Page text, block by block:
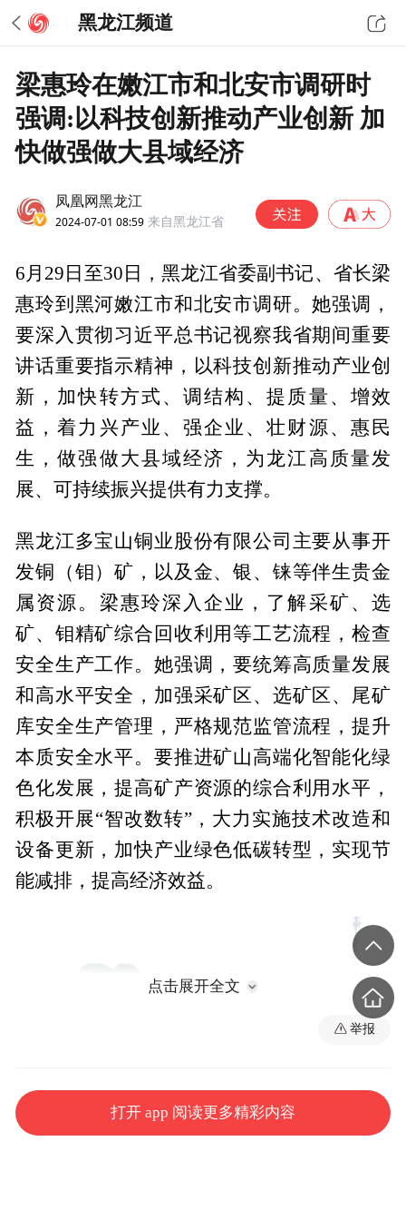
黑龙江频道
梁惠玲在嫩江市和北安市调研时
强调:以科技创新推动产业创新 加
快做强做大县域经济
凤凰网黑龙江
2024-07-01 08:59 来自黑龙江省
6月29日至30日，黑龙江省委副书记、省长梁
惠玲到黑河嫩江市和北安市调研。她强调，
要深入贯彻习近平总书记视察我省期间重要
讲话重要指示精神，以科技创新推动产业创
新，加快转方式、调结构、提质量、增效
益，着力兴产业、强企业、壮财源、惠民
生，做强做大县域经济，为龙江高质量发
展、可持续振兴提供有力支撑。
黑龙江多宝山铜业股份有限公司主要从事开
发铜（钼）矿，以及金、银、铼等伴生贵金
属资源。梁惠玲深入企业，了解采矿、选
矿、钼精矿综合回收利用等工艺流程，检查
安全生产工作。她强调，要统筹高质量发展
和高水平安全，加强采矿区、选矿区、尾矿
库安全生产管理，严格规范监管流程，提升
本质安全水平。要推进矿山高端化智能化绿
色化发展，提高矿产资源的综合利用水平，
积极开展“智改数转”，大力实施技术改造和
设备更新，加快产业绿色低碳转型，实现节
能减排，提高经济效益。
点击展开全文
举报
打开 app 阅读更多精彩内容